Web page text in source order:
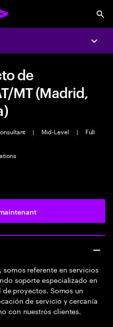
de
MT (Madrid,
| Mid-Level |
Full
l’emploi
somos referente en servicios
soporte especializado en
proyectos. Somos un
de servicio y cercanía
con nuestros clientes.